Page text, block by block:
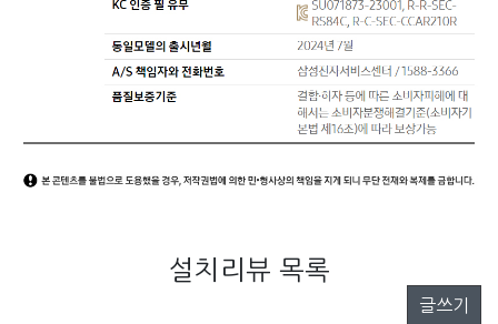
설치리뷰 목록
글쓰기